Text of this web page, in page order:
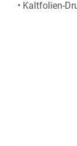
• Kaltfolien-